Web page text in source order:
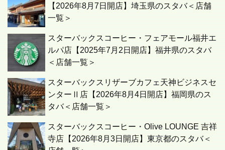
【2026年8月7日開店】埼玉県のスタバ＜店舗
一覧＞
スターバックスコーヒー・フェアモール福井エ
ルパ店【2025年7月2日開店】福井県のスタバ
＜店舗一覧＞
スターバックスリザーブカフェ天神ビジネスセ
ンターⅡ店【2026年8月4日開店】福岡県のス
タバ＜店舗一覧＞
スターバックスコーヒー・Olive LOUNGE 吉祥
寺店【2026年8月3日開店】東京都のスタバ＜